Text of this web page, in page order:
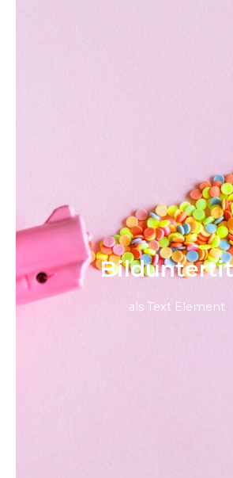
als Text Element